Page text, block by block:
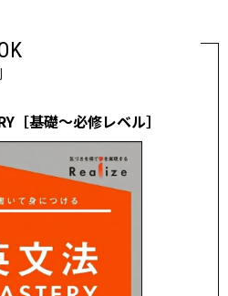
［基礎～必修レベル］